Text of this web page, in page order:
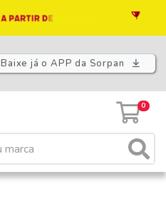
Baixe já o APP da Sorpan
0